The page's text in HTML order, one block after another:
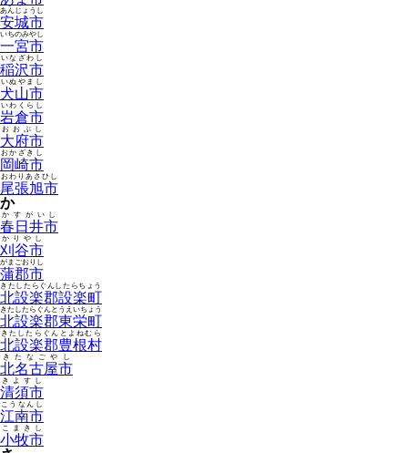
安城市
あんじょうし
一宮市
いちのみやし
稲沢市
いなざわし
犬山市
いぬやまし
岩倉市
いわくらし
大府市
おおぶし
岡崎市
おかざきし
尾張旭市
おわりあさひし
か
春日井市
かすがいし
刈谷市
かりやし
蒲郡市
がまごおりし
北設楽郡設楽町
きたしたらぐんしたらちょう
北設楽郡東栄町
きたしたらぐんとうえいちょう
北設楽郡豊根村
きたしたらぐんとよねむら
北名古屋市
きたなごやし
清須市
きよすし
江南市
こうなんし
小牧市
こまきし